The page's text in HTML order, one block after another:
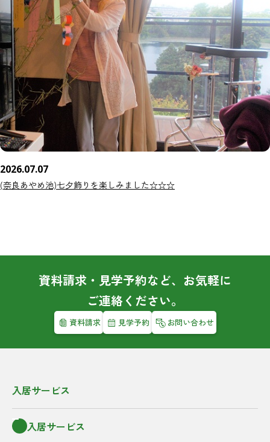
2026.07.07
(奈良あやめ池)七夕飾りを楽しみました☆☆☆
資料請求・見学予約など、お気軽に
ご連絡ください。
資料請求 見学予約 お問い合わせ
入居サービス
入居サービス